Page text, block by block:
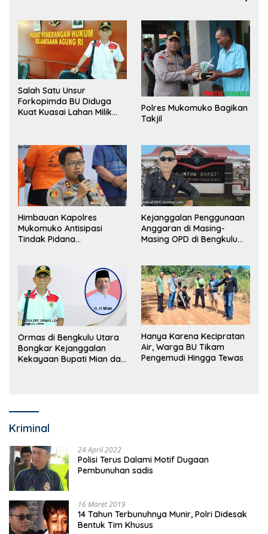
Salah Satu Unsur
Forkopimda BU Diduga
Kuat Kuasai Lahan Milik
Polres Mukomuko Bagikan
Takjil
Himbauan Kapolres
Mukomuko Antisipasi
Tindak Pidana
Kejanggalan Penggunaan
Anggaran di Masing-
Masing OPD di Bengkulu
Ormas di Bengkulu Utara
Bongkar Kejanggalan
Kekayaan Bupati Mian dan
Hanya Karena Kecipratan
Air, Warga BU Tikam
Pengemudi Hingga Tewas
Kriminal
24 April 2022
Polisi Terus Dalami Motif Dugaan
Pembunuhan sadis
16 Maret 2019
14 Tahun Terbunuhnya Munir, Polri Didesak
Bentuk Tim Khusus